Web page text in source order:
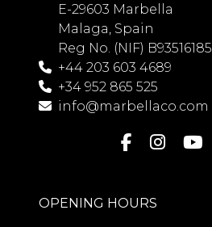
E-29603 Marbella
Malaga, Spain
Reg No. (NIF) B93516185
+44 203 603 4689
+34 952 865 525
info@marbellaco.com
OPENING HOURS